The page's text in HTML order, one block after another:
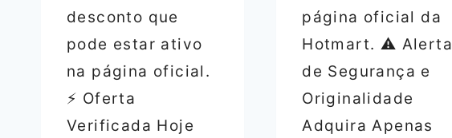
desconto que
pode estar ativo
na página oficial.
⚡ Oferta
Verificada Hoje
página oficial da
Hotmart. ⚠️ Alerta
de Segurança e
Originalidade
Adquira Apenas